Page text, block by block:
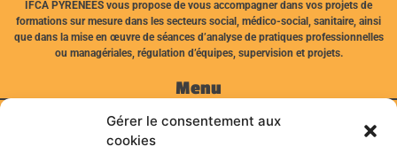
Gérer le consentement aux
cookies
IFCA PYRENEES vous propose de vous accompagner dans vos projets de
formations sur mesure dans les secteurs social, médico-social, sanitaire, ainsi
que dans la mise en œuvre de séances d’analyse de pratiques professionnelles
ou managériales, régulation d’équipes, supervision et projets.
Menu
Accueil
Qui sommes-nous ?